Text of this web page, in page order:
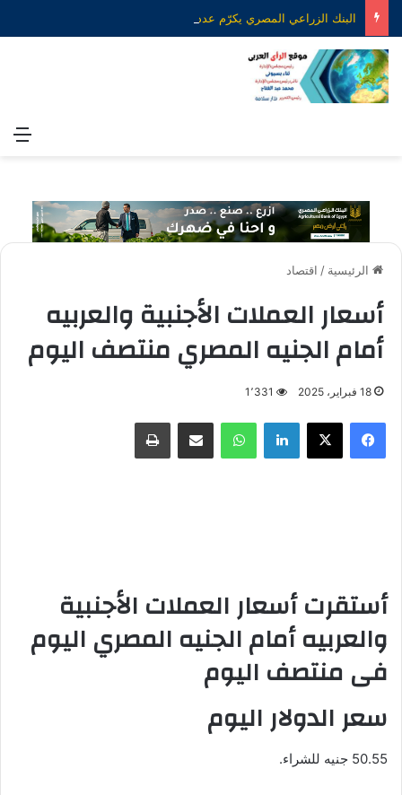
الرئيسية / اقتصاد
أسعار العملات الأجنبية والعربيه
أمام الجنيه المصري منتصف اليوم
18 فبراير، 2025 1٬331
فيسبوك X لينكدإن واتساب مشاركة عبر البريد طباعة
أستقرت أسعار العملات الأجنبية
والعربيه أمام الجنيه المصري اليوم
فى منتصف اليوم
سعر الدولار اليوم
50.55 جنيه للشراء.